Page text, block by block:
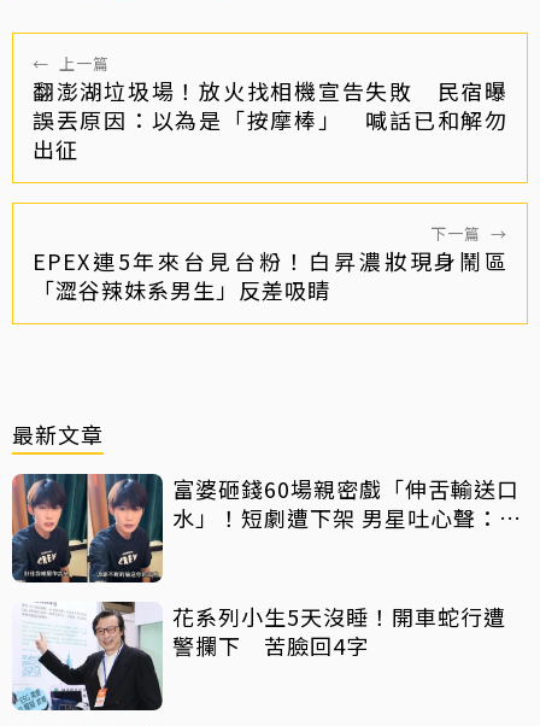
← 上一篇
翻澎湖垃圾場！放火找相機宣告失敗 民宿曝
誤丟原因：以為是「按摩棒」 喊話已和解勿
出征
下一篇 →
EPEX連5年來台見台粉！白昇濃妝現身鬧區
「澀谷辣妹系男生」反差吸睛
最新文章
富婆砸錢60場親密戲「伸舌輸送口
水」！短劇遭下架 男星吐心聲：守
花系列小生5天沒睡！開車蛇行遭
警攔下 苦臉回4字